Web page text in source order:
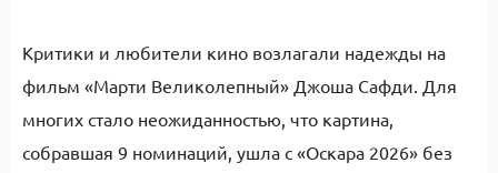
Критики и любители кино возлагали надежды на
фильм «Марти Великолепный» Джоша Сафди. Для
многих стало неожиданностью, что картина,
собравшая 9 номинаций, ушла с «Оскара 2026» без